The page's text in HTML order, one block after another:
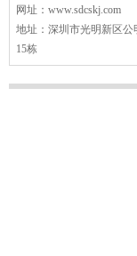
网址： www.sdcskj.com
地址：深圳市光明新区
15栋